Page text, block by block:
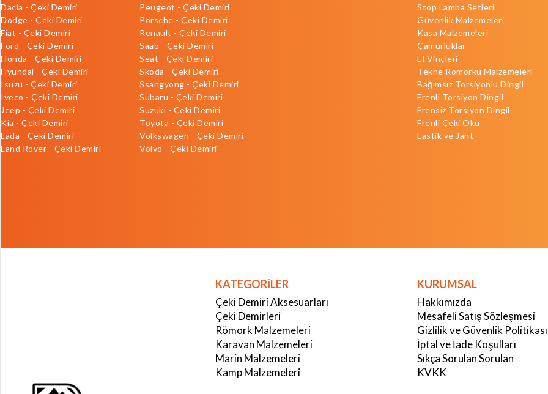
Dacia - Çeki Demiri
Dodge - Çeki Demiri
Fiat - Çeki Demiri
Ford - Çeki Demiri
Honda - Çeki Demiri
Hyundai - Çeki Demiri
Isuzu - Çeki Demiri
Iveco - Çeki Demiri
Jeep - Çeki Demiri
Kia - Çeki Demiri
Lada - Çeki Demiri
Land Rover - Çeki Demiri
Peugeot - Çeki Demiri
Porsche - Çeki Demiri
Renault - Çeki Demiri
Saab - Çeki Demiri
Seat - Çeki Demiri
Skoda - Çeki Demiri
Ssangyong - Çeki Demiri
Subaru - Çeki Demiri
Suzuki - Çeki Demiri
Toyota - Çeki Demiri
Volkswagen - Çeki Demiri
Volvo - Çeki Demiri
Stop Lamba Setleri
Güvenlik Malzemeleri
Kasa Malzemeleri
Çamurluklar
El Vinçleri
Tekne Römorku Malzemeleri
Bağımsız Torsiyonlu Dingil
Frenli Torsiyon Dingil
Frensiz Torsiyon Dingil
Frenli Çeki Oku
Lastik ve Jant
KATEGORİLER
Çeki Demiri Aksesuarları
Çeki Demirleri
Römork Malzemeleri
Karavan Malzemeleri
Marin Malzemeleri
Kamp Malzemeleri
KURUMSAL
Hakkımızda
Mesafeli Satış Sözleşmesi
Gizlilik ve Güvenlik Politikası
İptal ve İade Koşulları
Sıkça Sorulan Sorulan
KVKK